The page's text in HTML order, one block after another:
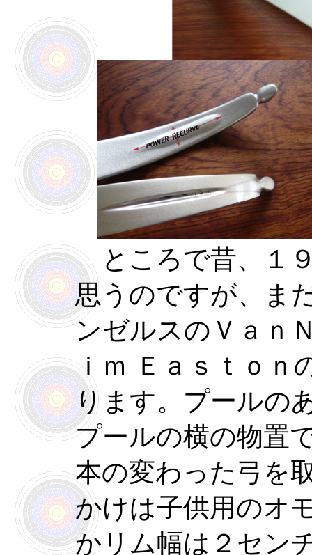
ところで昔、１
思うのですが、ま
ンゼルスのＶａｎ
ｉｍ Ｅａｓｔｏ
ります。プールの
プールの横の物置
本の変わった弓を
かけは子供用のオ
かリム幅は２セン